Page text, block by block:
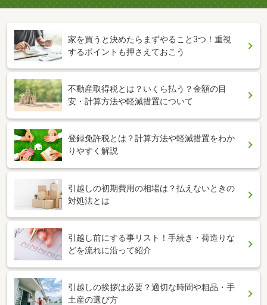
家を買うと決めたらまずやること3つ！重視
するポイントも押さえておこう
不動産取得税とは？いくら払う？金額の目
安・計算方法や軽減措置について
登録免許税とは？計算方法や軽減措置をわか
りやすく解説
引越しの初期費用の相場は？払えないときの
対処法とは
引越し前にする事リスト！手続き・荷造りな
どを流れに沿って紹介
引越しの挨拶は必要？適切な時間や粗品・手
土産の選び方